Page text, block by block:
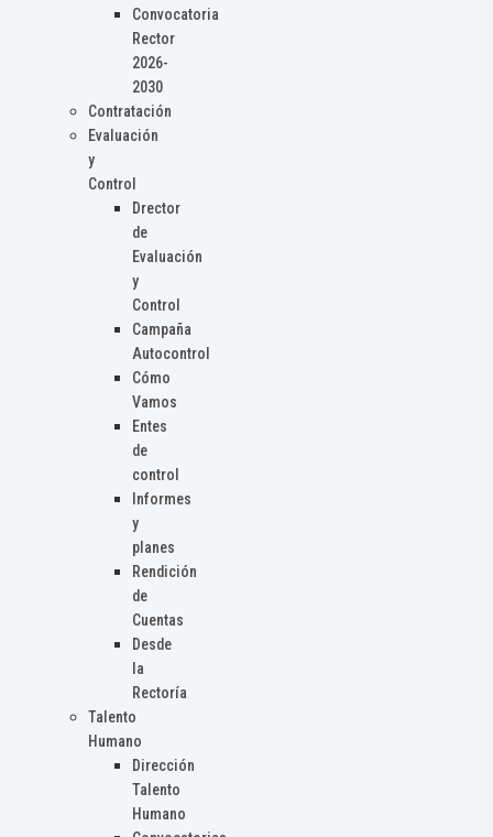
Convocatoria
Rector
2026-
2030
Contratación
Evaluación
y
Control
Drector
de
Evaluación
y
Control
Campaña
Autocontrol
Cómo
Vamos
Entes
de
control
Informes
y
planes
Rendición
de
Cuentas
Desde
la
Rectoría
Talento
Humano
Dirección
Talento
Humano